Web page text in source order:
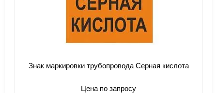
Знак маркировки трубопровода Серная кислота
Цена по запросу